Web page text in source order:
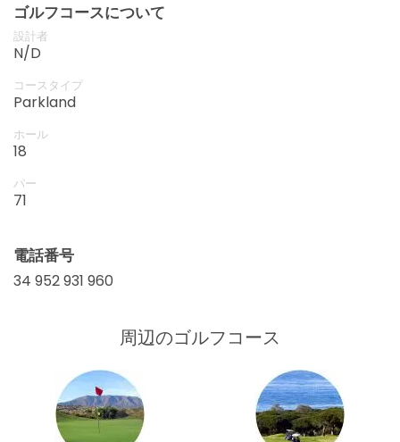
ゴルフコースについて
設計者
N/D
コースタイプ
Parkland
ホール
18
パー
71
電話番号
34 952 931 960
周辺のゴルフコース